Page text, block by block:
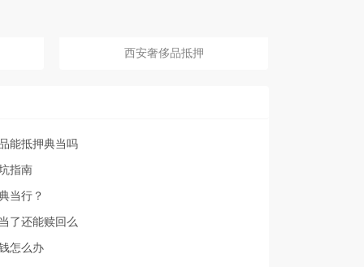
西安奢侈品抵押
能抵押典当吗
指南
当行？
了还能赎回么
怎么办